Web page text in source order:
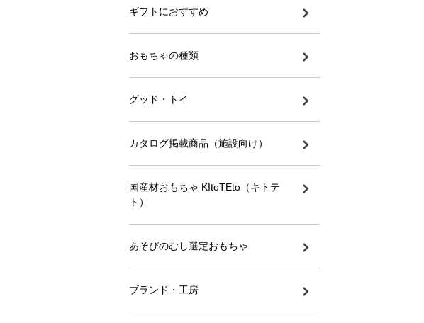
ギフトにおすすめ
おもちゃの種類
グッド・トイ
カタログ掲載商品（施設向け）
国産材おもちゃ KItoTEto（キトテ
ト）
あそびのむし選定おもちゃ
ブランド・工房